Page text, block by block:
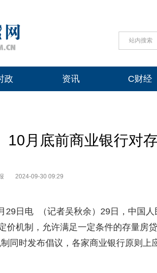
站内搜索
政 资讯 C财经
10月底前商业银行对
2024-09-30 09:29
29日电 （记者吴秋余）29日，中国
价机制，允许满足一定条件的存量房
同时发布倡议，各家商业银行原则